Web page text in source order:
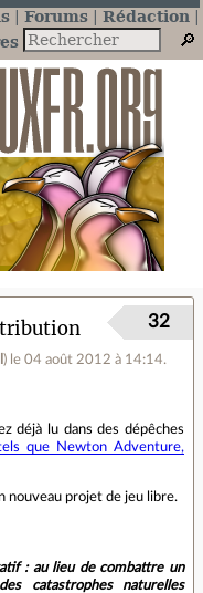
Forums
Rédaction
) le 04 août 2012 à 14:14.
32
déjà lu dans des dépêches
que Newton Adventure,
nouveau projet de jeu libre.
: au lieu de combattre un
catastrophes naturelles